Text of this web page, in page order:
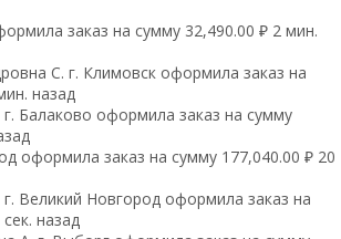
заказ на сумму 32,490.00 ₽ 2 мин.
С. г. Климовск оформила заказ на
назад
Балаково оформила заказ на сумму
оформила заказ на сумму 177,040.00 ₽ 20
Великий Новгород оформила заказ на
назад